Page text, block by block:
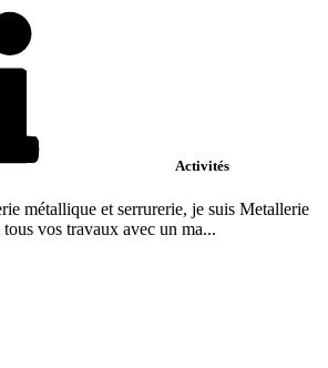
Activités
métallique et serrurerie, je suis Metallerie
vos travaux avec un ma...